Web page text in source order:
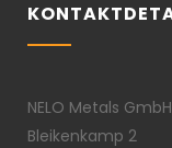
NELO Metals GmbH
Bleikenkamp 2